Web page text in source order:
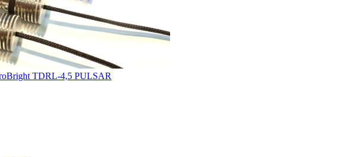
TDRL-4,5 PULSAR